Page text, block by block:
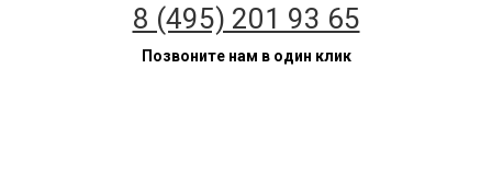
8 (495) 201 93 65
Позвоните нам в один клик